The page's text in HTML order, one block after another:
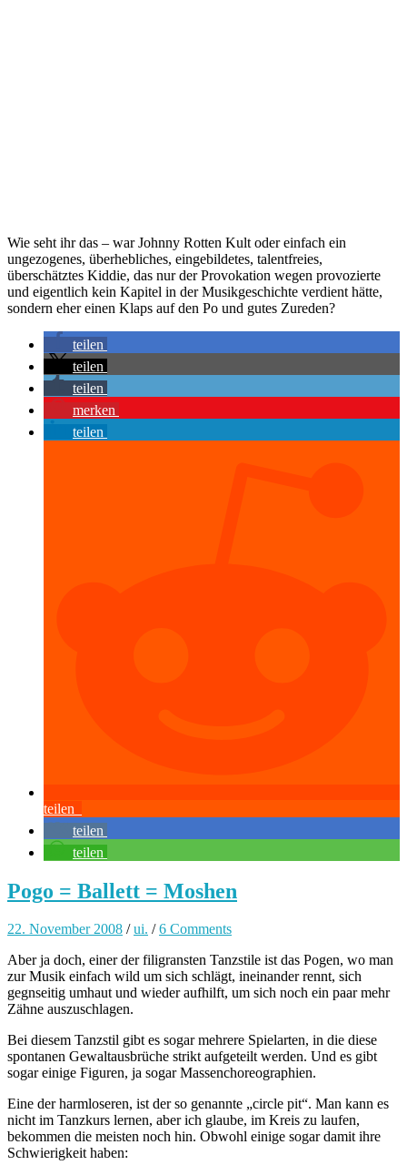
Wie seht ihr das – war Johnny Rotten Kult oder einfach ein
ungezogenes, überhebliches, eingebildetes, talentfreies,
überschätztes Kiddie, das nur der Provokation wegen provozierte
und eigentlich kein Kapitel in der Musikgeschichte verdient hätte,
sondern eher einen Klaps auf den Po und gutes Zureden?
teilen
teilen
teilen
merken
teilen
teilen
teilen
teilen
Pogo = Ballett = Moshen
22. November 2008 /ui. /6 Comments
Aber ja doch, einer der filigransten Tanzstile ist das Pogen, wo man
zur Musik einfach wild um sich schlägt, ineinander rennt, sich
gegnseitig umhaut und wieder aufhilft, um sich noch ein paar mehr
Zähne auszuschlagen.
Bei diesem Tanzstil gibt es sogar mehrere Spielarten, in die diese
spontanen Gewaltausbrüche strikt aufgeteilt werden. Und es gibt
sogar einige Figuren, ja sogar Massenchoreographien.
Eine der harmloseren, ist der so genannte „circle pit“. Man kann es
nicht im Tanzkurs lernen, aber ich glaube, im Kreis zu laufen,
bekommen die meisten noch hin. Obwohl einige sogar damit ihre
Schwierigkeit haben: